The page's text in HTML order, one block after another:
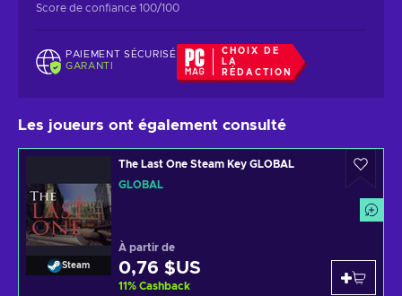
Score de confiance 100/100
PAIEMENT SÉCURISÉ
GARANTI
CHOIX DE
LA
RÉDACTION
Les joueurs ont également consulté
Steam
The Last One Steam Key GLOBAL
GLOBAL
À partir de
0,76 $US
11% Cashback